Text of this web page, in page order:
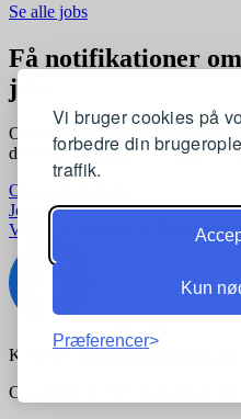
Vi bruger cookies på
forbedre din
traffik.
Kun
Præferencer
Se alle jobs
Få notifikationer
jobs
Opret en profil og få automatisk
developer stillinger, der matcher
Opret profil gratis
Jobkategorier Joblokationer For
Vilkår og betingelser
Kontakt:support@komvidere.dk
Copyright © 2026 komvidere.dk.